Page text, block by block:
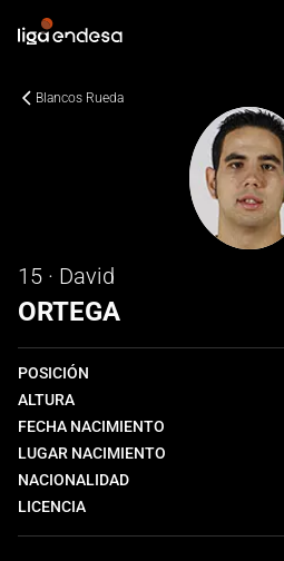
Blancos Rueda
15 · David
ORTEGA
POSICIÓN
ALTURA
FECHA NACIMIENTO
LUGAR NACIMIENTO
NACIONALIDAD
LICENCIA